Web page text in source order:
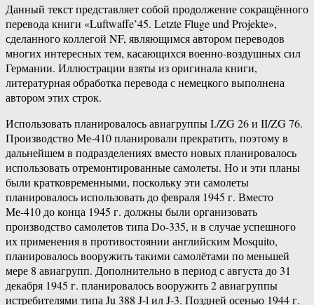
Данный текст представляет собой продолжение сокращённого
перевода книги «Luftwaffe’45. Letzte Fluge und Projekte»,
сделанного коллегой NF, являющимся автором переводов
многих интересных тем, касающихся военно-воздушных сил
Германии. Иллюстрации взяты из оригинала книги,
литературная обработка перевода с немецкого выполнена
автором этих строк.
Использовать планировалось авиагруппы I./ZG 26 и II/ZG 76.
Производство Ме-410 планировали прекратить, поэтому в
дальнейшем в подразделениях вместо новых планировалось
использовать отремонтированные самолеты. Но и эти планы
были кратковременными, поскольку эти самолеты
планировалось использовать до февраля 1945 г. Вместо
Ме-410 до конца 1945 г. должны были организовать
производство самолетов типа Do-335, и в случае успешного
их применения в противостоянии английским Mosquito,
планировалось вооружить такими самолётами по меньшей
мере 8 авиагрупп. Дополнительно в период с августа до 31
декабря 1945 г. планировалось вооружить 2 авиагруппы
истребителями типа Ju 388 J-l ил J-3. Поздней осенью 1944 г.